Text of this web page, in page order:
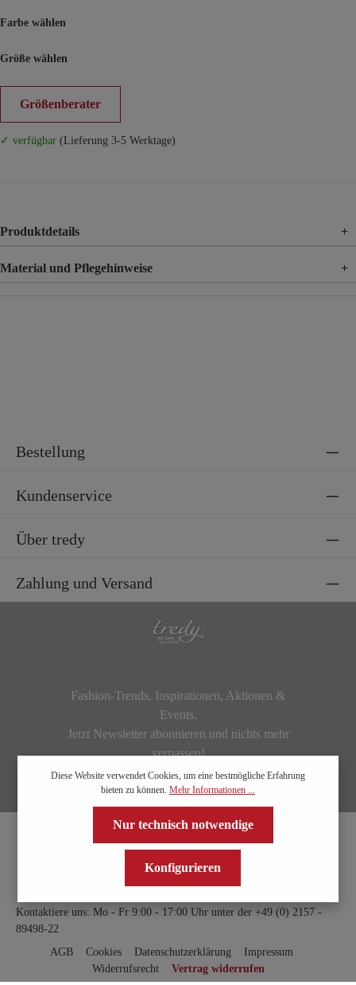
Farbe wählen
Größe wählen
Größenberater
✓ verfügbar (Lieferung 3-5 Werktage)
Produktdetails +
Material und Pflegehinweise +
Bestellung
Kundenservice
Über tredy
Zahlung und Versand
Fashion-Trends, Inspirationen, Aktionen &
Events.
Jetzt Newsletter abonnieren und nichts mehr
verpassen!
Kontaktiere uns: Mo - Fr 9:00 - 17:00 Uhr unter der +49 (0) 2157 -
89498-22
AGB
Cookies Datenschutzerklärung
Impressum
Widerrufsrecht
Vertrag widerrufen
Diese Website verwendet Cookies, um eine bestmögliche Erfahrung
bieten zu können. Mehr Informationen ...
Nur technisch notwendige
Konfigurieren